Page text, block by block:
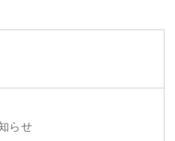
らせ